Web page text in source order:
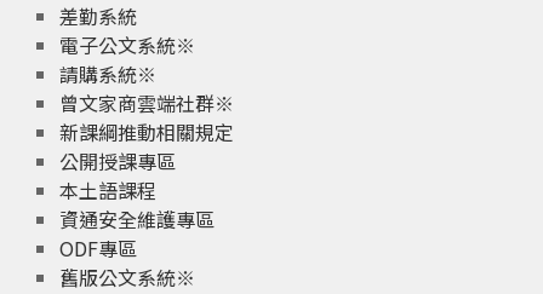
差勤系統
電子公文系統※
請購系統※
曾文家商雲端社群※
新課綱推動相關規定
公開授課專區
本土語課程
資通安全維護專區
ODF專區
舊版公文系統※